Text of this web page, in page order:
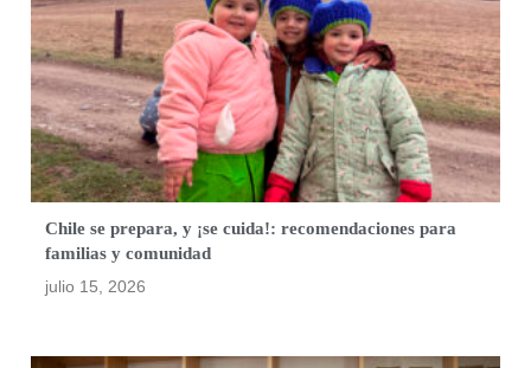
Chile se prepara, y ¡se cuida!: recomendaciones para
familias y comunidad
julio 15, 2026